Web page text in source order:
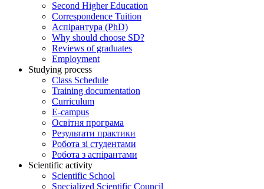
Second Higher Education
Correspondence Tuition
Aспірантура (PhD)
Why should choose SD?
Reviews of graduates
Employment
Studying process
Class Schedule
Training documentation
Curriculum
E-campus
Освітня програма
Результати практики
Робота зі студентами
Робота з аспірантами
Scientific activity
Scientific School
Specialized Scientific Council